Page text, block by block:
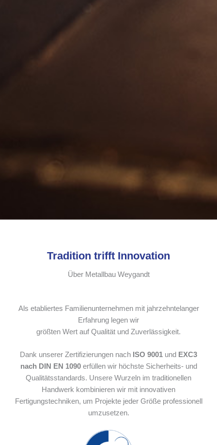
Tradition trifft Innovation
Über Metallbau Weygandt
Als etabliertes Familienunternehmen mit jahrzehntelanger
Erfahrung legen wir
größten Wert auf Qualität und Zuverlässigkeit.
Dank unserer Zertifizierungen nach ISO 9001 und EXC3
nach DIN EN 1090erfüllen wir höchste Sicherheits- und
Qualitätsstandards. Unsere Wurzeln im traditionellen
Handwerk kombinieren wir mit innovativen
Fertigungstechniken, um Projekte jeder Größe professionell
umzusetzen.